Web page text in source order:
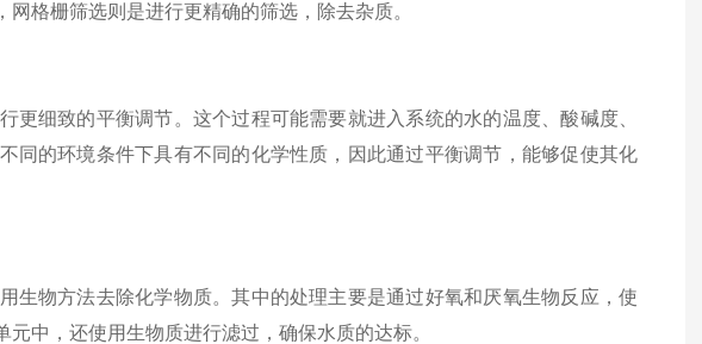
格栅筛选则是进行更精确的筛选，除去杂质。
细致的平衡调节。这个过程可能需要就进入系统的水的温度、酸碱度、
同的环境条件下具有不同的化学性质，因此通过平衡调节，能够促使其化
物方法去除化学物质。其中的处理主要是通过好氧和厌氧生物反应，使
中，还使用生物质进行滤过，确保水质的达标。